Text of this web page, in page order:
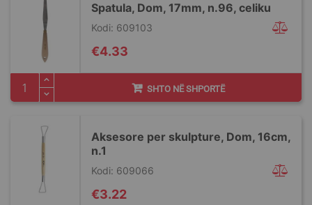
Spatula, Dom, 17mm, n.96, celiku
Kodi: 609103
€4.33
SHTO NË SHPORTË
Aksesore per skulpture, Dom, 16cm,
n.1
Kodi: 609066
€3.22